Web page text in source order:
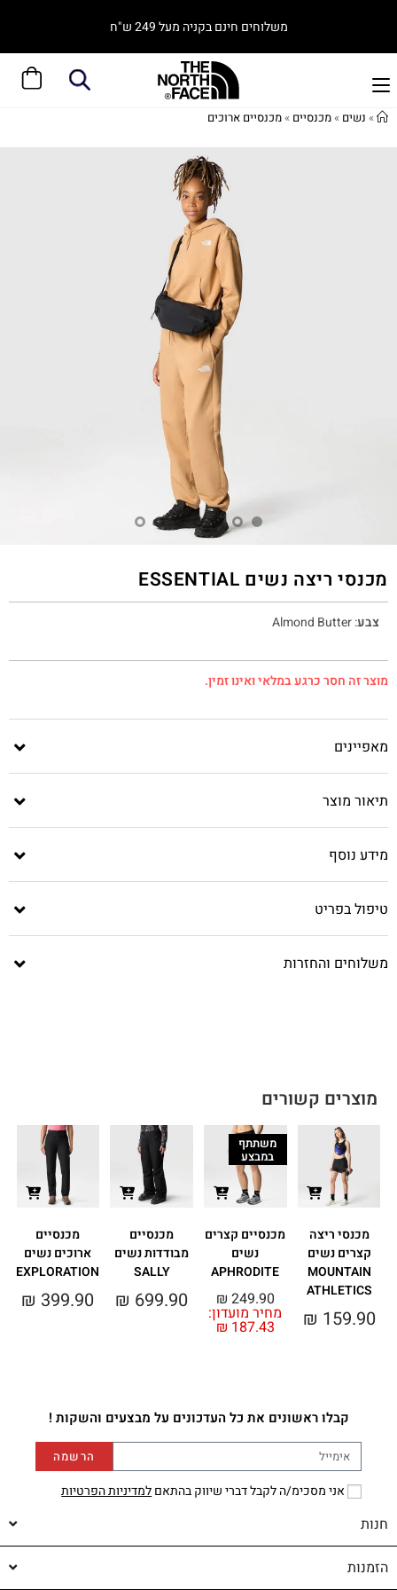
משלוחים חינם בקניה מעל 249 ש"ח
» נשים »מכנסיים »מכנסיים ארוכים
מכנסי ריצה נשים ESSENTIAL
צבע:
Almond Butter
מוצר זה חסר כרגע במלאי ואינו זמין.
מאפיינים
תיאור מוצר
מידע נוסף
טיפול בפריט
משלוחים והחזרות
מוצרים קשורים
מכנסי ריצה
קצרים נשים
MOUNTAIN
ATHLETICS
₪ 159.90
משתתף
במבצע
מכנסיים קצרים
נשים
APHRODITE
מחיר מועדון:
₪ 187.43
₪ 249.90
מכנסיים
מבודדות נשים
SALLY
₪ 699.90
מכנסיים
ארוכים נשים
EXPLORATION
₪ 399.90
קבלו ראשונים את כל העדכונים על מבצעים והשקות !
אני מסכימ/ה לקבל דברי שיווק בהתאםלמדיניות הפרטיות
הרשמה
חנות
הזמנות